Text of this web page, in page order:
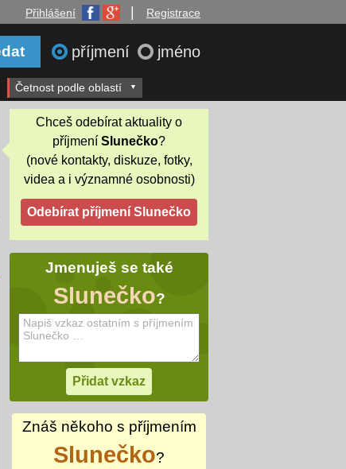
Přihlášení Registrace
příjmení jméno
Četnost podle oblastí
Chceš odebírat aktuality o
příjmení Slunečko?
(nové kontakty, diskuze, fotky,
videa a i významné osobnosti)
Jmenuješ se také
Slunečko?
Znáš někoho s příjmením
Slunečko?